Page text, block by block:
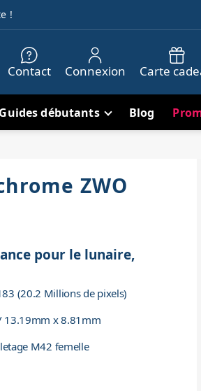
!
Contact Connexion Carte
Guides débutants Blog
ZWO
pour le lunaire,
(20.2 Millions de pixels)
13.19mm x 8.81mm
M42 femelle